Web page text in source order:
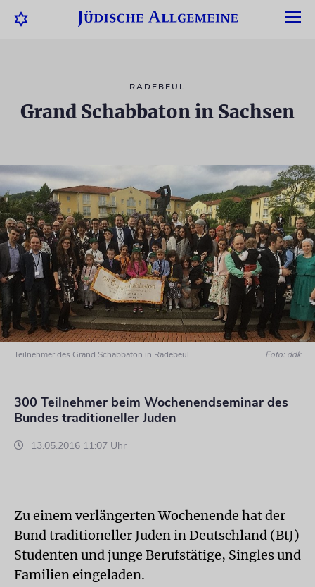
RADEBEUL
Grand Schabbaton in Sachsen
Teilnehmer des Grand Schabbaton in Radebeul Foto: ddk
300 Teilnehmer beim Wochenendseminar des
Bundes traditioneller Juden
13.05.2016 11:07 Uhr
Zu einem verlängerten Wochenende hat der
Bund traditioneller Juden in Deutschland (BtJ)
Studenten und junge Berufstätige, Singles und
Familien eingeladen.